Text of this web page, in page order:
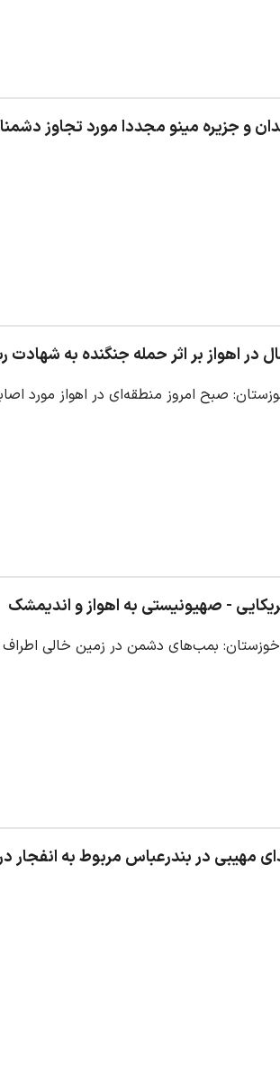
و جزیره مینو مجددا مورد تجاوز
اهواز بر اثر حمله جنگنده به شهادت
صبح امروز منطقه‌ای در اهواز مورد
- صهیونیستی به اهواز و اندیمشک
خوزستان: بمب‌های دشمن در زمین خالی
مهیبی در بندرعباس مربوط به